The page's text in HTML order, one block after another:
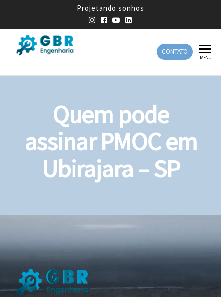
Projetando sonhos
Engenharia
Engenharia
CONTATO
MENU
Quem pode
assinar PMOC em
Ubirajara – SP